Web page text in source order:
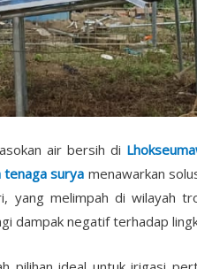
air bersih di
tenaga surya menawarkan
yang melimpah di wilayah
dampak negatif terhadap